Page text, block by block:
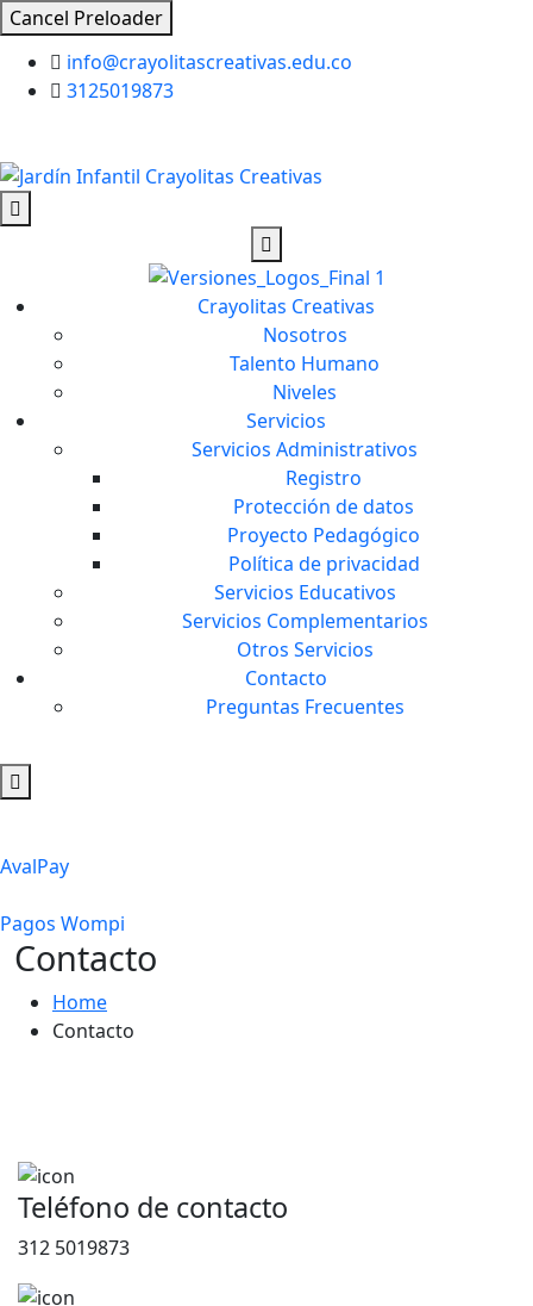
Cancel Preloader
info@crayolitascreativas.edu.co
3125019873
Crayolitas Creativas
Nosotros
Talento Humano
Niveles
Servicios
Servicios Administrativos
Registro
Protección de datos
Proyecto Pedagógico
Política de privacidad
Servicios Educativos
Servicios Complementarios
Otros Servicios
Contacto
Preguntas Frecuentes
AvalPay
Pagos Wompi
Contacto
Home
Contacto
Teléfono de contacto
312 5019873